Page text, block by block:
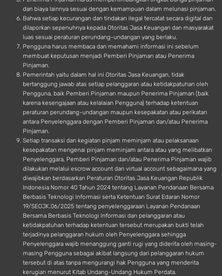
dan biaya lainnya sesuai dengan kemampuan dalam melunasi pinjaman.
Bahwa setiap kecurangan dan tindakan ilegal tercatat secara digital dan
dilaporkan sepenuhnya kepada Otoritas Jasa Keuangan dan masyarakat
luas sesuai peraturan perundang-undangan yang berlaku.
Pengguna harus membaca dan memahami informasi ini sebelum
membuat keputusan menjadi Pemberi Pinjaman atau Penerima
Pinjaman.
Pemerintah yaitu dalam hal ini Otoritas Jasa Keuangan, tidak
bertanggung jawab atas setiap pelanggaran atau ketidakpatuhan oleh
Pengguna, baik Pemberi Pinjaman maupun Penerima Pinjaman (baik
karena kesengajaan atau kelalaian Pengguna) terhadap ketentuan
peraturan perundang-undangan maupun kesepakatan atau perikatan
antara Penyelenggara dengan Pemberi Pinjaman dan/atau Penerima
Pinjaman.
Setiap transaksi dan kegiatan pinjam meminjam atau pelaksanaan
kesepakatan mengenai pinjam meminjam antara atau yang melibatkan
Penyelenggara, Pemberi Pinjaman dan/atau Penerima Pinjaman wajib
dilakukan melalui escrow account dan virtual account sebagaimana yang
diwajibkan berdasarkan Peraturan Otoritas Jasa Keuangan Republik
Indonesia Nomor 40 Tahun 2024 tentang Layanan Pendanaan Bersama
Berbasis Teknologi Informasi serta Ketentuan Surat Edaran Nomor
19/SEOJK.06/2025 tentang penyelenggaraan Layanan Pendanaan
Bersama Berbasis Teknologi Informasi dan pelanggaran atau
ketidakpatuhan terhadap ketentuan tersebut merupakan bukti telah
terjadinya pelanggaran hukum oleh Penyelenggara sehingga
Penyelenggara wajib menanggung ganti rugi yang diderita oleh masing-
masing Pengguna sebagai akibat langsung dari pelanggaran hukum
tersebut di atas tanpa mengurangi hak Pengguna yang menderita
kerugian menurut Kitab Undang-Undang Hukum Perdata.